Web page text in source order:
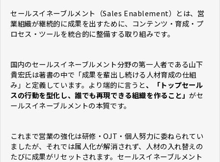
セールスイネーブルメント（Sales Enablement）とは、営
業組織が継続的に成果を出すために、コンテンツ・育成・プ
ロセス・ツールを統合的に整備する取り組みです。
国内のセールスイネーブルメント分野の第一人者である山下
貴宏氏は著書の中で「成果を輩出し続ける人材育成の仕組
み」と定義しています。より端的に言うと、「トップセール
スの行動を型化し、誰でも再現できる組織を作ること」がセ
ールスイネーブルメントの本質です。
これまで営業の強化は研修・OJT・個人努力に委ねられてい
ましたが、それでは属人化が解消されず、人材の入れ替えの
たびに成果がリセットされます。セールスイネーブルメント